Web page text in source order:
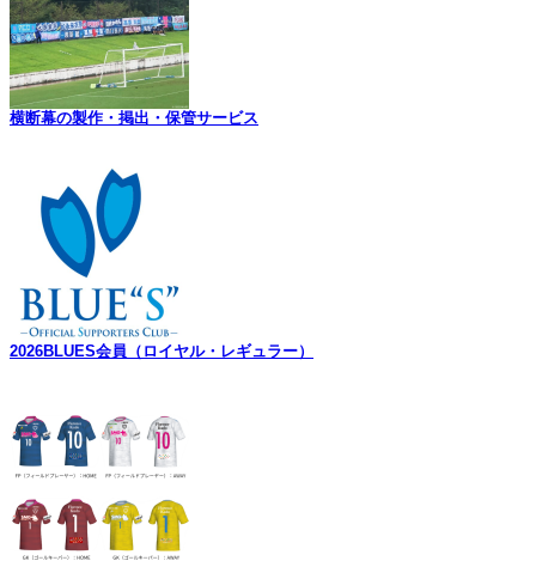
横断幕の製作・掲出・保管サービス
2026BLUES会員（ロイヤル・レギュラー）